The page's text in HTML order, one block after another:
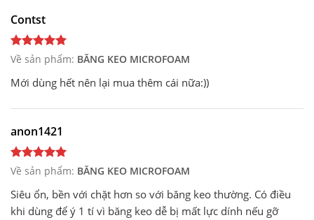
Contst
Về sản phẩm: BĂNG KEO MICROFOAM
Mới dùng hết nên lại mua thêm cái nữa:))
anon1421
Về sản phẩm: BĂNG KEO MICROFOAM
Siêu ổn, bền với chặt hơn so với băng keo thường. Có điều
khi dùng để ý 1 tí vì băng keo dễ bị mất lực dính nếu gỡ